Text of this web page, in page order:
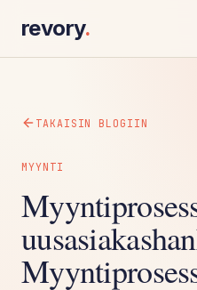
revory.
TAKAISIN BLOGIIN
MYYNTI